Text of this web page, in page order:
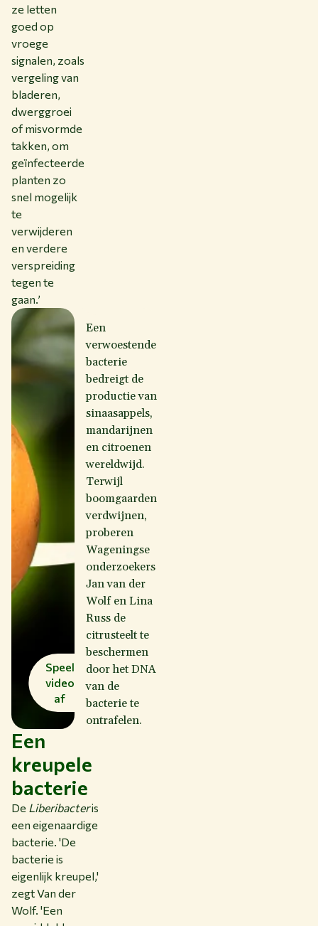
ze letten
goed op
vroege
signalen, zoals
vergeling van
bladeren,
dwerggroei
of misvormde
takken, om
geïnfecteerde
planten zo
snel mogelijk
te
verwijderen
en verdere
verspreiding
tegen te
gaan.’
Speel
video
af
Een
verwoestende
bacterie
bedreigt de
productie van
sinaasappels,
mandarijnen
en citroenen
wereldwijd.
Terwijl
boomgaarden
verdwijnen,
proberen
Wageningse
onderzoekers
Jan van der
Wolf en Lina
Russ de
citrusteelt te
beschermen
door het DNA
van de
bacterie te
ontrafelen.
Een
kreupele
bacterie
De Liberibacteris
een eigenaardige
bacterie. 'De
bacterie is
eigenlijk kreupel,'
zegt Van der
Wolf. 'Een